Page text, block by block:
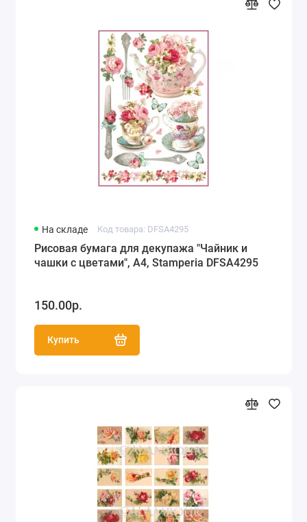
На складе Код товара: DFSA4295
Рисовая бумага для декупажа "Чайник и
чашки с цветами", А4, Stamperia DFSA4295
150.00р.
Купить